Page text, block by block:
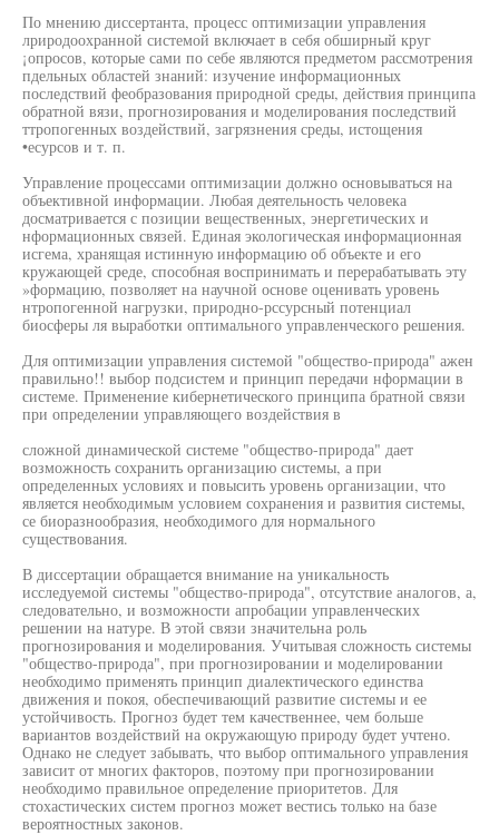
По мнению диссертанта, процесс оптимизации управления
лриродоохранной системой включает в себя обширный круг
¡опросов, которые сами по себе являются предметом рассмотрения
пдельных областей знаний: изучение информационных
последствий феобразования природной среды, действия принципа
обратной вязи, прогнозирования и моделирования последствий
ттропогенных воздействий, загрязнения среды, истощения
•есурсов и т. п.
Управление процессами оптимизации должно основываться на
объективной информации. Любая деятельность человека
досматривается с позиции вещественных, энергетических и
нформационных связей. Единая экологическая информационная
исгема, хранящая истинную информацию об объекте и его
кружающей среде, способная воспринимать и перерабатывать эту
»формацию, позволяет на научной основе оценивать уровень
нтропогенной нагрузки, природно-рссурсный потенциал
биосферы ля выработки оптимального управленческого решения.
Для оптимизации управления системой "общество-природа" ажен
правильно!! выбор подсистем и принцип передачи нформации в
системе. Применение кибернетического принципа братной связи
при определении управляющего воздействия в
сложной динамической системе "общество-природа" дает
возможность сохранить организацию системы, а при
определенных условиях и повысить уровень организации, что
является необходимым условием сохранения и развития системы,
се биоразнообразия, необходимого для нормального
существования.
В диссертации обращается внимание на уникальность
исследуемой системы "общество-природа", отсутствие аналогов, а,
следовательно, и возможности апробации управленческих
решении на натуре. В этой связи значительна роль
прогнозирования и моделирования. Учитывая сложность системы
"общество-природа", при прогнозировании и моделировании
необходимо применять принцип диалектического единства
движения и покоя, обеспечивающий развитие системы и ее
устойчивость. Прогноз будет тем качественнее, чем больше
вариантов воздействий на окружающую природу будет учтено.
Однако не следует забывать, что выбор оптимального управления
зависит от многих факторов, поэтому при прогнозировании
необходимо правильное определение приоритетов. Для
стохастических систем прогноз может вестись только на базе
вероятностных законов.